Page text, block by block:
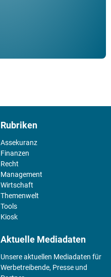
Rubriken
Assekuranz
Finanzen
Recht
Management
Wirtschaft
Themenwelt
Tools
Kiosk
Aktuelle Mediadaten
Unsere aktuellen Mediadaten für
Werbetreibende, Presse und